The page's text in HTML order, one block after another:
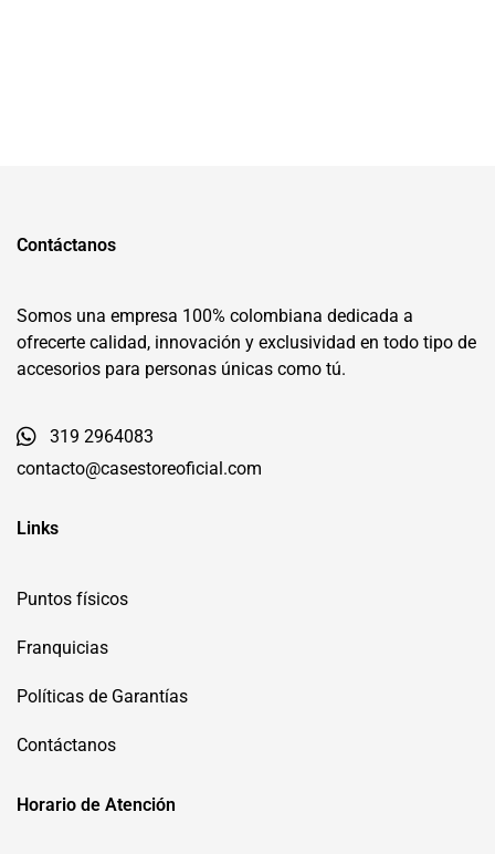
Contáctanos
Somos una empresa 100% colombiana dedicada a
ofrecerte calidad, innovación y exclusividad en todo tipo de
accesorios para personas únicas como tú.
319 2964083
contacto@casestoreoficial.com
Links
Puntos físicos
Franquicias
Políticas de Garantías
Contáctanos
Horario de Atención